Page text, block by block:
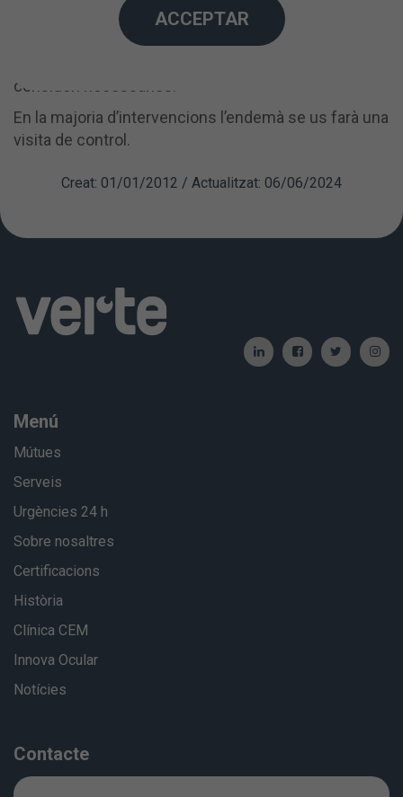
quirúrgica, el cirurgià us indicarà les pautes que heu
de seguir, com ara l’administració de col·liris o altres
consideri necessàries.
En la majoria d’intervencions l’endemà se us farà una
visita de control.
Creat: 01/01/2012 / Actualitzat: 06/06/2024
Menú
Mútues
Serveis
Urgències 24 h
Sobre nosaltres
Certificacions
Història
Clínica CEM
Innova Ocular
Notícies
Contacte
ACCEPTAR